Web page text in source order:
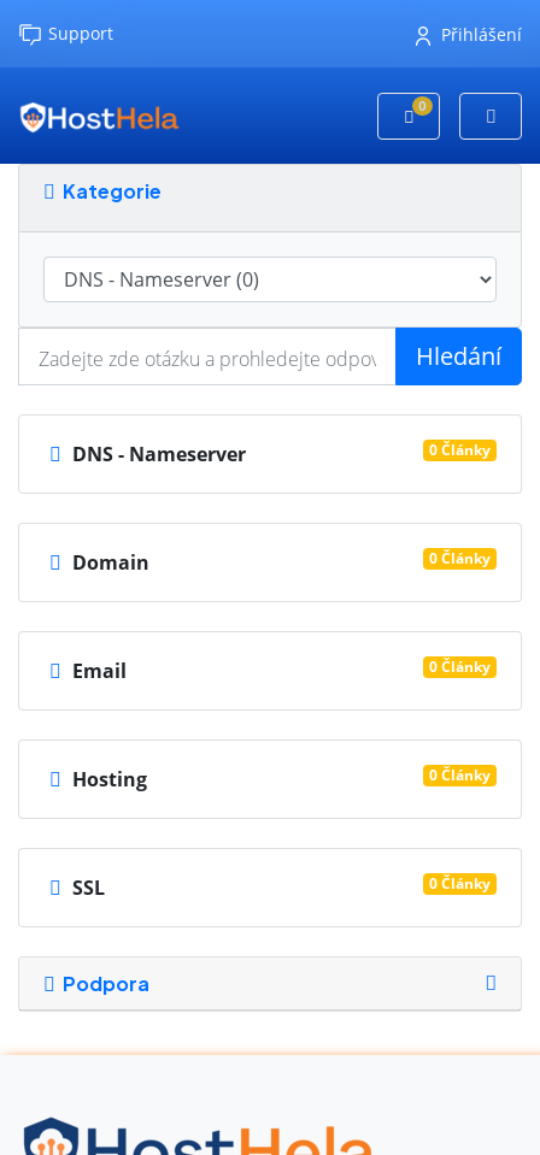
Support Přihlášení
0
Nákupní Košík
Kategorie
Hledání
0 Články
DNS - Nameserver
0 Články
Domain
0 Články
Email
0 Články
Hosting
0 Články
SSL
Podpora